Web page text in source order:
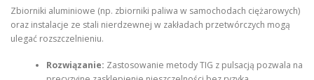
Zbiorniki aluminiowe (np. zbiorniki paliwa w samochodach ciężarowych)
oraz instalacje ze stali nierdzewnej w zakładach przetwórczych mogą
ulegać rozszczelnieniu.
Rozwiązanie: Zastosowanie metody TIG z pulsacją pozwala na